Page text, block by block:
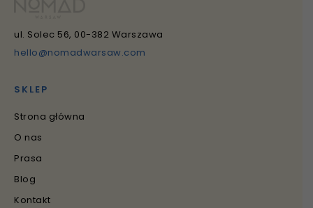
ul. Solec 56, 00-382 Warszawa
hello@nomadwarsaw.com
SKLEP
Strona główna
O nas
Prasa
Blog
Kontakt